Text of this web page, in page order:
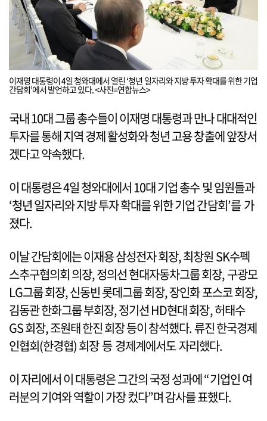
이재명 대통령이 4일 청와대에서 열린 ‘청년 일자리와 지방 투자 확대를 위한 기업
간담회’에서 발언하고 있다. <사진=연합뉴스>
국내 10대 그룹 총수들이 이재명 대통령과 만나 대대적인
투자를 통해 지역 경제 활성화와 청년 고용 창출에 앞장서
겠다고 약속했다.
이 대통령은 4일 청와대에서 10대 기업 총수 및 임원들과
‘청년 일자리와 지방 투자 확대를 위한 기업 간담회’를 가
졌다.
이날 간담회에는 이재용 삼성전자 회장, 최창원 SK수펙
스추구협의회 의장, 정의선 현대자동차그룹 회장, 구광모
LG그룹 회장, 신동빈 롯데그룹 회장, 장인화 포스코 회장,
김동관 한화그룹 부회장, 정기선 HD현대 회장, 허태수
GS 회장, 조원태 한진 회장 등이 참석했다. 류진 한국경제
인협회(한경협) 회장 등 경제계에서도 자리했다.
이 자리에서 이 대통령은 그간의 국정 성과에 “기업인 여
러분의 기여와 역할이 가장 컸다”며 감사를 표했다.